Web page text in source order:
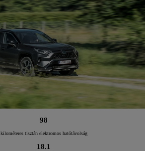
98
kilométeres tisztán elektromos hatótávolság
18.1